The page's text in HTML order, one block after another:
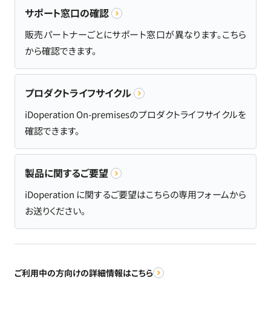
サポート窓口の確認
販売パートナーごとにサポート窓口が異なります。こちら
から確認できます。
プロダクトライフサイクル
iDoperation On-premisesのプロダクトライフサイクルを
確認できます。
製品に関するご要望
iDoperation に関するご要望はこちらの専用フォームから
お送りください。
ご利用中の方向けの詳細情報はこちら